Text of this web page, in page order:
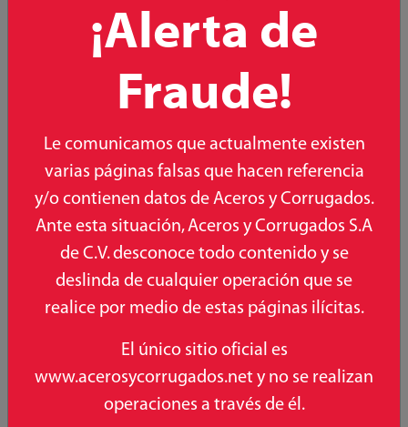
VARILLA CORRUGADA G6000 1/4¨
¡Alerta de
Fraude!
Le comunicamos que actualmente existen
varias páginas falsas que hacen referencia
y/o contienen datos de Aceros y Corrugados.
Ante esta situación, Aceros y Corrugados S.A
de C.V. desconoce todo contenido y se
deslinda de cualquier operación que se
realice por medio de estas páginas ilícitas.
El único sitio oficial es
www.acerosycorrugados.net y no se realizan
operaciones a través de él.